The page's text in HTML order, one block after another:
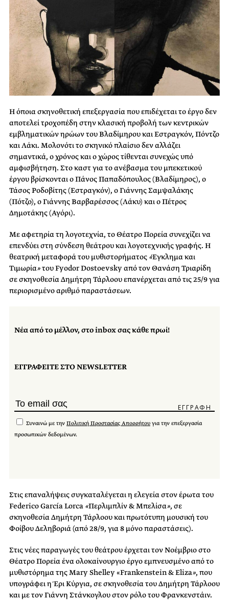
Η όποια σκηνοθετική επεξεργασία που επιδέχεται το έργο δεν
αποτελεί τροχοπέδη στην κλασική προβολή των κεντρικών
εμβληματικών ηρώων του Βλαδίμηρου και Εστραγκόν, Πόντζο
και Λάκι. Μολονότι το σκηνικό πλαίσιο δεν αλλάζει
σημαντικά, ο χρόνος και ο χώρος τίθενται συνεχώς υπό
αμφισβήτηση. Στο καστ για το ανέβασμα του μπεκετικού
έργου βρίσκονται ο Πάνος Παπαδόπουλος (Βλαδίμηρος), ο
Τάσος Ροδοβίτης (Εστραγκόν), ο Γιάννης Σαμψαλάκης
(Πότζο), ο Γιάννης Βαρβαρέσσος (Λάκυ) και ο Πέτρος
Δημοτάκης (Αγόρι).
Με αφετηρία τη λογοτεχνία, το Θέατρο Πορεία συνεχίζει να
επενδύει στη σύνδεση θεάτρου και λογοτεχνικής γραφής. Η
θεατρική μεταφορά του μυθιστορήματος «Έγκλημα και
Τιμωρία»του Fyodor Dostoevsky από τον Θανάση Τριαρίδη
σε σκηνοθεσία Δημήτρη Τάρλοου επανέρχεται από τις 25/9 για
περιορισμένο αριθμό παραστάσεων.
Νέα από το μέλλον, στο inbox σας κάθε πρωί!
ΕΓΓΡΑΦΕΙΤΕ ΣΤΟ NEWSLETTER
Συναινώ με την Πολιτική Προστασίας Απορρήτου για την επεξεργασία
προσωπικών δεδομένων.
Στις επαναλήψεις συγκαταλέγεται η ελεγεία στον έρωτα του
Federico García Lorca «Περλιμπλίν & Μπελίσα», σε
σκηνοθεσία Δημήτρη Τάρλοου και πρωτότυπη μουσική του
Φοίβου Δεληβοριά (από 28/9, για 8 μόνο παραστάσεις).
Στις νέες παραγωγές του θεάτρου έρχεται τον Νοέμβριο στο
Θέατρο Πορεία ένα ολοκαίνουργιο έργο εμπνευσμένο από το
μυθιστόρημα της Mary Shelley «Frankenstein & Eliza», που
υπογράφει η Έρι Κύργια, σε σκηνοθεσία του Δημήτρη Τάρλοου
και με τον Γιάννη Στάνκογλου στον ρόλο του Φρανκενστάιν.